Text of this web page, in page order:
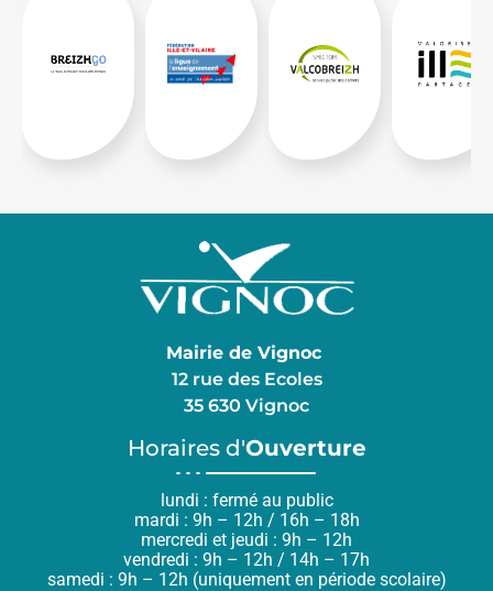
Mairie de Vignoc
12 rue des Ecoles
35 630 Vignoc
Horaires d'Ouverture
lundi : fermé au public
mardi : 9h – 12h / 16h – 18h
mercredi et jeudi : 9h – 12h
vendredi : 9h – 12h / 14h – 17h
samedi : 9h – 12h (uniquement en période scolaire)